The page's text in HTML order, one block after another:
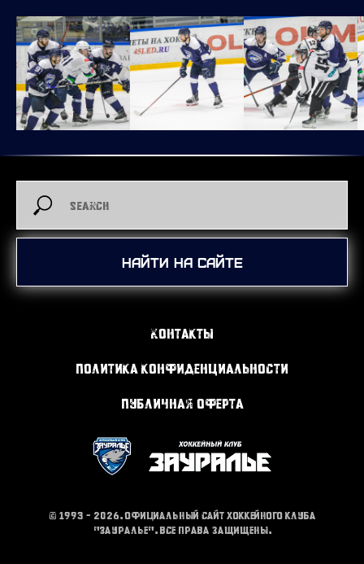
Найти на сайте
Контакты
Политика конфиденциальности
Публичная оферта
© 1993 - 2026. Официальный сайт хоккейного клуба
"Зауралье". Все права защищены.